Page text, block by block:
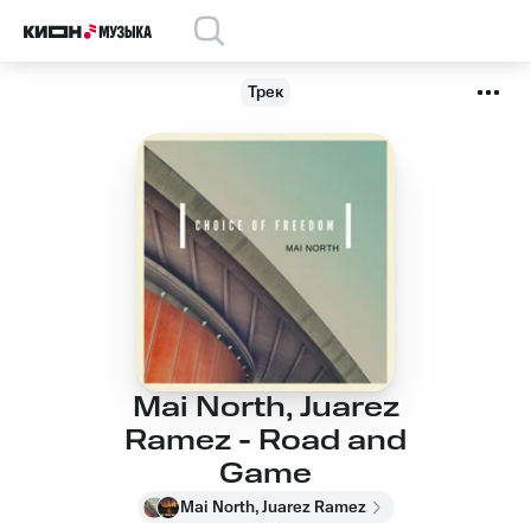
Трек
Mai North, Juarez
Ramez - Road and
Game
Mai North, Juarez Ramez